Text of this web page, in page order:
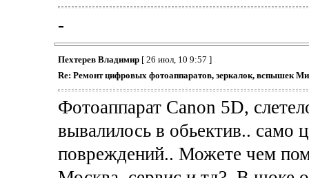
-
Пехтерев Владимир[ 26 июл, 10 9:57 ]
Re: Ремонт цифровых фотоаппаратов, зеркалок, вспышек
Фотоаппарат Canon 5D,
вывалилось в обьектив.. само
повреждений.. Можете чем